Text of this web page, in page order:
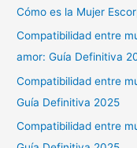
Cómo es la Mujer
Compatibilidad entre
amor: Guía Definitiva
Compatibilidad entre
Guía Definitiva 2025
Compatibilidad entre